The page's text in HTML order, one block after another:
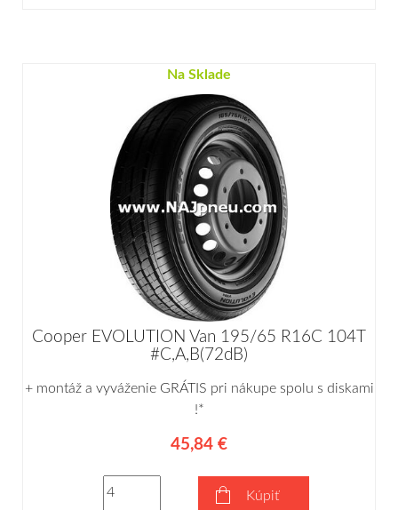
Na Sklade
Cooper EVOLUTION Van 195/65 R16C 104T
#C,A,B(72dB)
+ montáž a vyváženie GRÁTIS pri nákupe spolu s diskami
!*
45,84 €
Kúpiť